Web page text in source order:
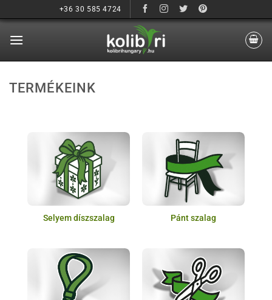
a
tartalomhoz
+36 30 585 4724
TERMÉKEINK
Selyem díszszalag Pánt szalag